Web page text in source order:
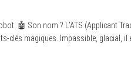
🤖 Son nom ? L’ATS (Applicant
clés magiques. Impassible, glacial, il